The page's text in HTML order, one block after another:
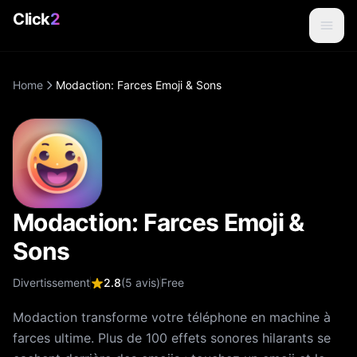
Click2
Home Modaction: Farces Emoji & Sons
Modaction: Farces Emoji &
Sons
Divertissement 2.8(5 avis)Free
Modaction transforme votre téléphone en machine à
farces ultime. Plus de 100 effets sonores hilarants se